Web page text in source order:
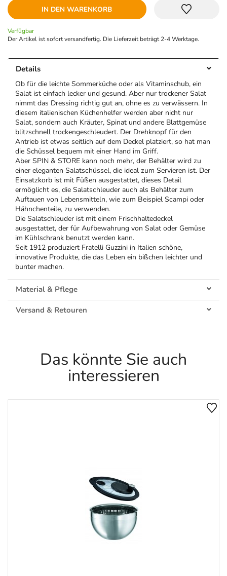
IN DEN WARENKORB
Verfügbar
Der Artikel ist sofort versandfertig. Die Lieferzeit beträgt 2-4 Werktage.
Details
Ob für die leichte Sommerküche oder als Vitaminschub, ein
Salat ist einfach lecker und gesund. Aber nur trockener Salat
nimmt das Dressing richtig gut an, ohne es zu verwässern. In
diesem italienischen Küchenhelfer werden aber nicht nur
Salat, sondern auch Kräuter, Spinat und andere Blattgemüse
blitzschnell trockengeschleudert. Der Drehknopf für den
Antrieb ist etwas seitlich auf dem Deckel platziert, so hat man
die Schüssel bequem mit einer Hand im Griff.
Aber SPIN & STORE kann noch mehr, der Behälter wird zu
einer eleganten Salatschüssel, die ideal zum Servieren ist. Der
Einsatzkorb ist mit Füßen ausgestattet, dieses Detail
ermöglicht es, die Salatschleuder auch als Behälter zum
Auftauen von Lebensmitteln, wie zum Beispiel Scampi oder
Hähnchenteile, zu verwenden.
Die Salatschleuder ist mit einem Frischhaltedeckel
ausgestattet, der für Aufbewahrung von Salat oder Gemüse
im Kühlschrank benutzt werden kann.
Seit 1912 produziert Fratelli Guzzini in Italien schöne,
innovative Produkte, die das Leben ein bißchen leichter und
bunter machen.
Material & Pflege
Versand & Retouren
Das könnte Sie auch
interessieren